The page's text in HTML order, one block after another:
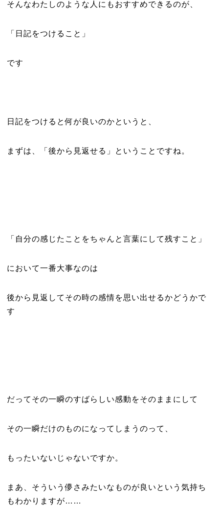
そんなわたしのような人にもおすすめできるのが、
「日記をつけること」
です
日記をつけると何が良いのかというと、
まずは、「後から見返せる」ということですね。
「自分の感じたことをちゃんと言葉にして残すこと」
において一番大事なのは
後から見返してその時の感情を思い出せるかどうかで
す
だってその一瞬のすばらしい感動をそのままにして
その一瞬だけのものになってしまうのって、
もったいないじゃないですか。
まあ、そういう儚さみたいなものが良いという気持ち
もわかりますが……